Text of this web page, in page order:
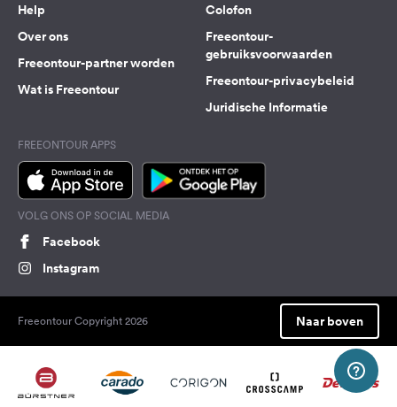
Help
Over ons
Freeontour-partner worden
Wat is Freeontour
Colofon
Freeontour-
gebruiksvoorwaarden
Freeontour-privacybeleid
Juridische Informatie
FREEONTOUR APPS
VOLG ONS OP SOCIAL MEDIA
Facebook
Instagram
Freeontour Copyright 2026 Naar boven